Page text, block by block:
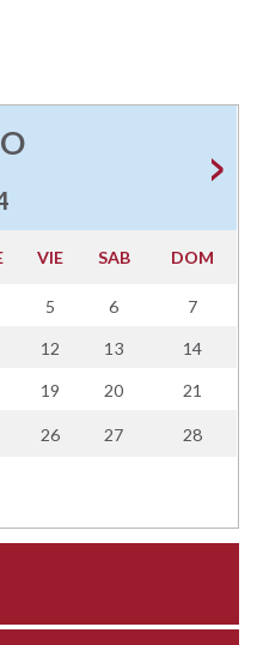
VIE SAB DOM
5 6 7
12 13 14
19 20 21
26 27 28